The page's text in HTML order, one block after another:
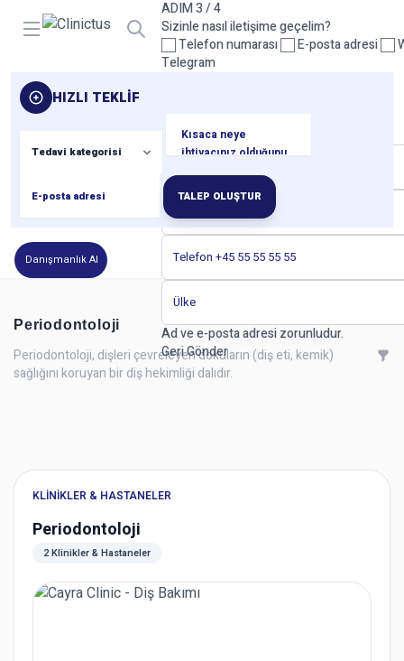
Open menu
ADIM 3 / 4
Sizinle nasıl iletişime geçelim?
Telefon numarası
E-posta adresi
Telegram
İletişim bilgileriniz
Ad ve e-posta adresi zorunludur.
GeriGönder
HIZLI TEKLIF
TALEP OLUŞTUR
Danışmanlık Al
Periodontoloji
Periodontoloji, dişleri çevreleyen dokuların (diş eti, kemik)
sağlığını koruyan bir diş hekimliği dalıdır.
KLINIKLER & HASTANELER
Periodontoloji
2 Klinikler & Hastaneler